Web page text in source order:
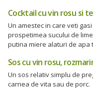
Cocktail cu vin rosu si
Un amestec in care veti
prospetimea sucului de
putina miere alaturi de apa
Sos cu vin rosu,
Un sos relativ simplu de
carnea de vita sau de porc.